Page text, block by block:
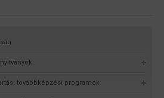
továbbképzési programok